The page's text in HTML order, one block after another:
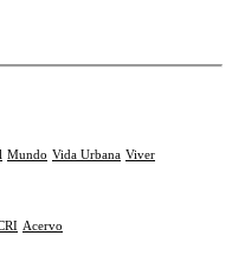
Mundo Vida Urbana Viver
Acervo